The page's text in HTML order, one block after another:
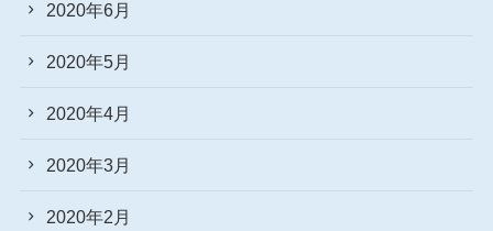
2020年6月
2020年5月
2020年4月
2020年3月
2020年2月